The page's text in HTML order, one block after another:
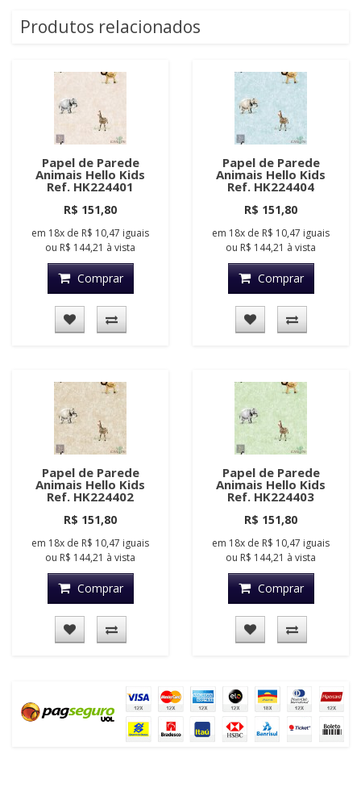
Produtos relacionados
Papel de Parede
Animais Hello Kids
Ref. HK224401
R$ 151,80
em 18x de R$ 10,47 iguais
ou R$ 144,21 à vista
Comprar
Papel de Parede
Animais Hello Kids
Ref. HK224404
R$ 151,80
em 18x de R$ 10,47 iguais
ou R$ 144,21 à vista
Comprar
Papel de Parede
Animais Hello Kids
Ref. HK224402
R$ 151,80
em 18x de R$ 10,47 iguais
ou R$ 144,21 à vista
Comprar
Papel de Parede
Animais Hello Kids
Ref. HK224403
R$ 151,80
em 18x de R$ 10,47 iguais
ou R$ 144,21 à vista
Comprar